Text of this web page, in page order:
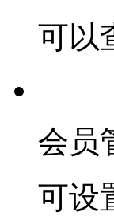
可以
会员
可设